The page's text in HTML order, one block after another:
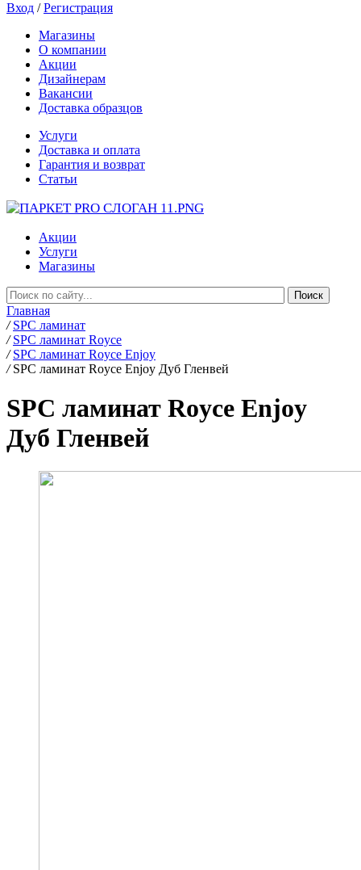
Вход /Регистрация
Магазины
О компании
Акции
Дизайнерам
Вакансии
Доставка образцов
Услуги
Доставка и оплата
Гарантия и возврат
Статьи
Акции
Услуги
Магазины
Главная
/ SPC ламинат
/ SPC ламинат Royce
/ SPC ламинат Royce Enjoy
/ SPC ламинат Royce Enjoy Дуб Гленвей
SPC ламинат Royce Enjoy
Дуб Гленвей